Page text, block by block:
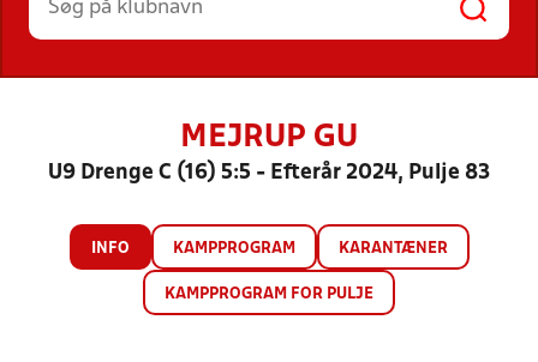
MEJRUP GU
U9 Drenge C (16) 5:5 - Efterår 2024, Pulje 83
INFO KAMPPROGRAM KARANTÆNER
KAMPPROGRAM FOR PULJE